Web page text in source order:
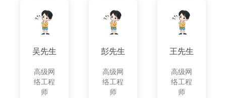
吴先生
高级网
络工程
师
彭先生
高级网
络工程
师
王先生
高级网
络工程
师